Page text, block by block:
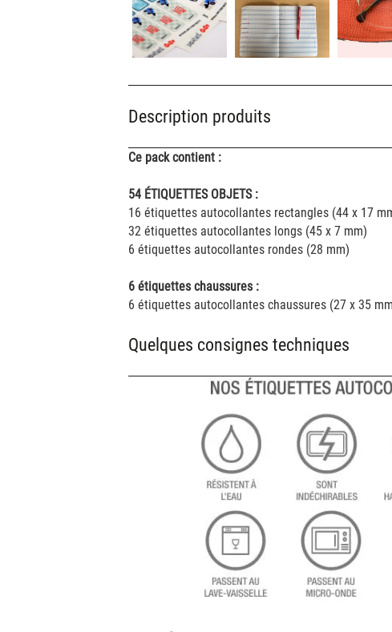
Description produits
Ce pack contient :
54 ÉTIQUETTES OBJETS :
16 étiquettes autocollantes rectangles (44 x 17
32 étiquettes autocollantes longs (45 x 7 mm)
6 étiquettes autocollantes rondes (28 mm)
6 étiquettes chaussures :
6 étiquettes autocollantes chaussures (27 x 35
Quelques consignes techniques